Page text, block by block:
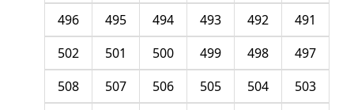
491
492
493
494
495
496
497
498
499
500
501
502
503
504
505
506
507
508